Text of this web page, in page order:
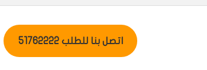
اتصل بنا للطلب 51762222